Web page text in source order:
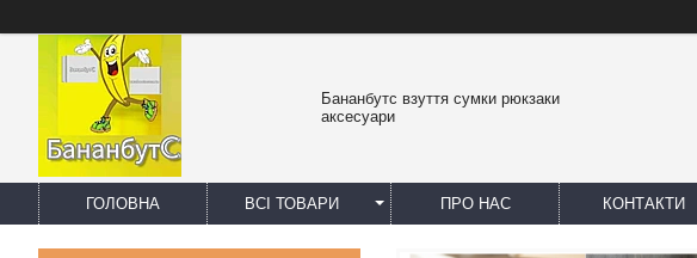
Бананбутс взуття сумки рюкзаки
аксесуари
ГОЛОВНА ВСІ ТОВАРИ ПРО НАС КОНТАКТИ